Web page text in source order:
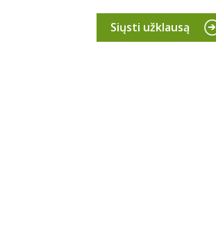
Siųsti užklausą